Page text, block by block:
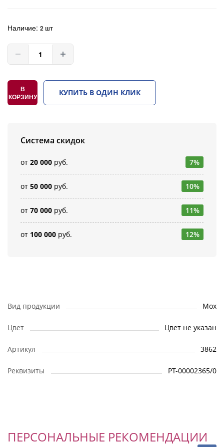
Наличие: 2 шт
В
КОРЗИНУ
КУПИТЬ В ОДИН КЛИК
Система скидок
от 20 000 руб. 7%
от 50 000 руб. 10%
от 70 000 руб. 11%
от 100 000 руб. 12%
Вид продукции Мох
Цвет Цвет не указан
Артикул 3862
Реквизиты РТ-00002365/0
ПЕРСОНАЛЬНЫЕ РЕКОМЕНДАЦИИ